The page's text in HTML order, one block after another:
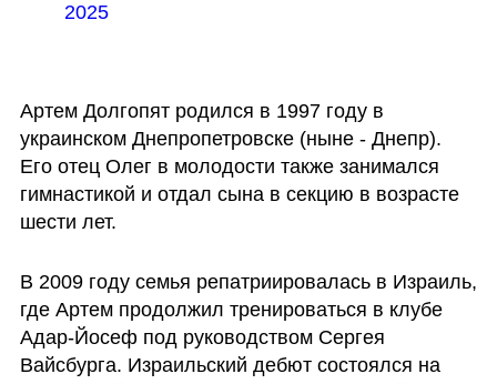
2025
Артем Долгопят родился в 1997 году в
украинском Днепропетровске (ныне - Днепр).
Его отец Олег в молодости также занимался
гимнастикой и отдал сына в секцию в возрасте
шести лет.
В 2009 году семья репатриировалась в Израиль,
где Артем продолжил тренироваться в клубе
Адар-Йосеф под руководством Сергея
Вайсбурга. Израильский дебют состоялся на